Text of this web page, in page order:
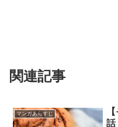
関連記事
マンガあらすじ
話